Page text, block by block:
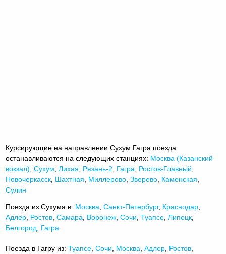
Курсирующие на направлении Сухум Гагра поезда
останавливаются на следующих станциях: Москва (Казанский
вокзал) ,Сухум ,Лихая Рязань-2 Гагра Ростов-Главный
Новочеркасск Шахтная Миллерово ,Зверево Каменская
Сулин
Поезда из Сухума в: Москва ,Санкт-Петербург, Краснодар
Адлер Ростов ,Самара Воронеж ,Сочи ,Туапсе ,Липецк
Белгород
Гагра
Поезда в Гагру из:Туапсе ,Сочи Москва ,Адлер Ростов